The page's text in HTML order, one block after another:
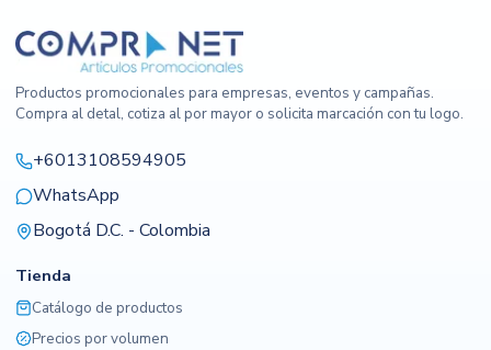
Productos promocionales para empresas, eventos y campañas.
Compra al detal, cotiza al por mayor o solicita marcación con tu logo.
+6013108594905
WhatsApp
Bogotá D.C. - Colombia
Tienda
Catálogo de productos
Precios por volumen